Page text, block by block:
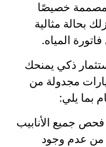
مصممة خصيصًا
بحالة مثالية
المياه.
ذكي يمنحك
مجدولة من
بما يلي:
فحص جميع الأنابيب
من عدم وجود